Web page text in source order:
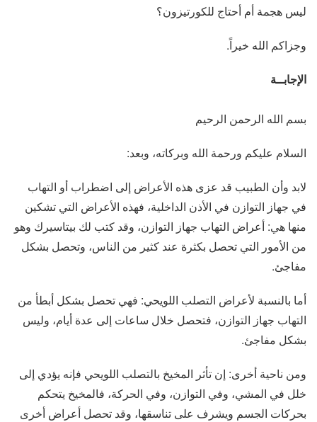
ليس هجمة أم أحتاج للكورتيزون؟
وجزاكم الله خيراً.
الإجابــة
بسم الله الرحمن الرحيم
السلام عليكم ورحمة الله وبركاته، وبعد:
لابد وأن الطبيب قد عزى هذه الأعراض إلى اضطراب أو التهاب
في جهاز التوازن في الأذن الداخلية، فهذه الأعراض التي تشكين
منها هي: أعراض التهاب جهاز التوازن، وقد كتب لك بيتاسيرك وهو
من الأمور التي تحصل بكثرة عند كثير من الناس، وتحصل بشكل
مفاجئ.
أما بالنسبة لأعراض التصلب اللويحي: فهي تحصل بشكل أبطأ من
التهاب جهاز التوازن، فتحصل خلال ساعات إلى عدة أيام، وليس
بشكل مفاجئ.
ومن ناحية أخرى: إن تأثر المخيخ بالتصلب اللويحي فإنه يؤدي إلى
خلل في المشي، وفي التوازن، وفي الحركة، فالمخيخ يتحكم
بحركات الجسم ويشرف على تناسقها، وقد تحصل أعراض أخرى